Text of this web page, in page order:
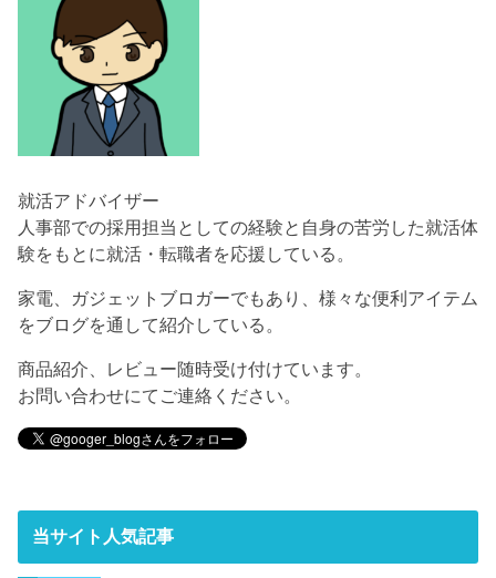
就活アドバイザー
人事部での採用担当としての経験と自身の苦労した就活体
験をもとに就活・転職者を応援している。
家電、ガジェットブロガーでもあり、様々な便利アイテム
をブログを通して紹介している。
商品紹介、レビュー随時受け付けています。
お問い合わせにてご連絡ください。
当サイト人気記事